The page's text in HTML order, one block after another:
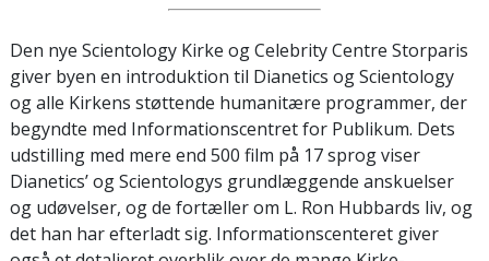
Den nye Scientology Kirke og Celebrity Centre Storparis
giver byen en introduktion til Dianetics og Scientology
og alle Kirkens støttende humanitære programmer, der
begyndte med Informationscentret for Publikum. Dets
udstilling med mere end 500 film på 17 sprog viser
Dianetics’ og Scientologys grundlæggende anskuelser
og udøvelser, og de fortæller om L. Ron Hubbards liv, og
det han har efterladt sig. Informationscenteret giver